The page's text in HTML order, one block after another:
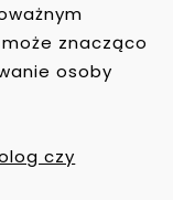
znacząco
osoby
czy